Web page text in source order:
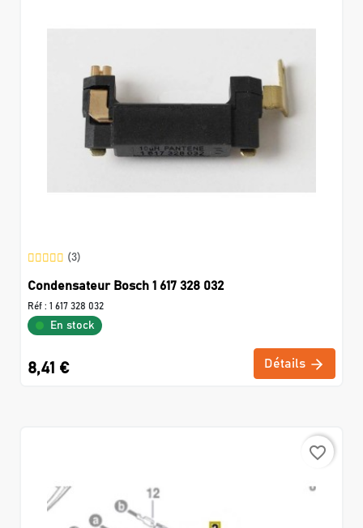
(3)
Condensateur Bosch 1 617 328 032
Réf : 1 617 328 032
En stock
8,41 € Détails
favorite_border